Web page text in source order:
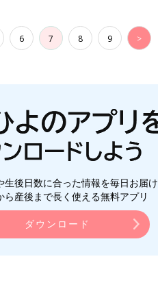
6 7 8 9 >
生後日数に合った情報を毎日お届け
ら産後まで長く使える無料アプリ
ダウンロード